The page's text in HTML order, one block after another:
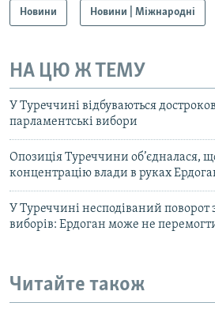
Новини Новини | Міжнародні
НА ЦЮ Ж ТЕМУ
У Туреччині відбуваються
парламентські вибори
Опозиція Туреччини об’єдналася,
концентрацію влади в руках
У Туреччині несподіваний поворот
виборів: Ердоган може не
Читайте також